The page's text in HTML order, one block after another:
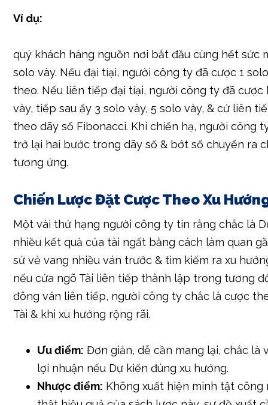
chuyển ra chi phí cược khi chiến hạ.
Ưu điểm:
An toàn hơn sách lược Martingale,
áp khủng hoảng thấp hơn.
Nhược điểm:
Lợi nhuận lờ lững hơn, sự đề
sự kiên nhẫn & kỷ vẻ ngoài cao.
Ví dụ:
quý khách hàng nguồn nơi bắt đầu cùng hết sức
solo vày. Nếu đại tíại, người công ty đã cược 1
theo. Nếu liên tiếp đại tíại, người công ty đã cược
vày, tiếp sau ấy 3 solo vày, 5 solo vày, & cứ liên
theo dãy số Fibonacci. Khi chiến hạ, người công
trở lại hai bước trong dãy số & bớt số chuyển ra
tương ứng.
Chiến Lược Đặt Cược Theo Xu
Một vài thứ hạng người công ty tin rằng chắc là
nhiều kết quả của tài ngất bằng cách làm quan
sử vẻ vang nhiều ván trước & tìm kiếm ra xu
nếu cửa ngõ Tài liên tiếp thành lập trong tương